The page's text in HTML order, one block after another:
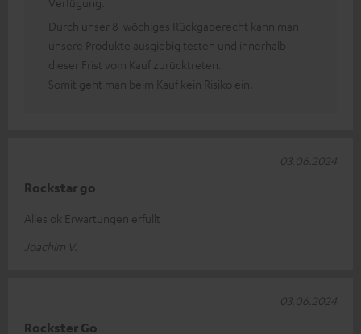
Durch unser 8-wöchiges Rückgaberecht kann man
unsere Produkte ausgiebig testen und innerhalb
dieser Frist vom Kauf zurücktreten.
Somit geht man beim Kauf kein Risiko ein.
Rockstar go
Alles ok Erwartungen erfüllt
Joachim V.
03.06.2024
Rockster Go
03.06.2024